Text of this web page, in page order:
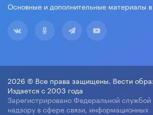
Основные и дополнительные материалы
2026 © Все права защищены. Вести
Издается с 2003 года
Зарегистрировано Федеральной службой
надзору в сфере связи, информационных